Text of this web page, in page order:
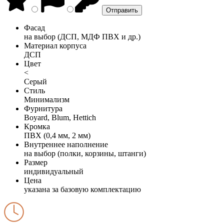
Фасад
на выбор (ДСП, МДФ ПВХ и др.)
Материал корпуса
ДСП
Цвет
<
Серый
Стиль
Минимализм
Фурнитура
Boyard, Blum, Hettich
Кромка
ПВХ (0,4 мм, 2 мм)
Внутреннее наполнение
на выбор (полки, корзины, штанги)
Размер
индивидуальный
Цена
указана за базовую комплектацию